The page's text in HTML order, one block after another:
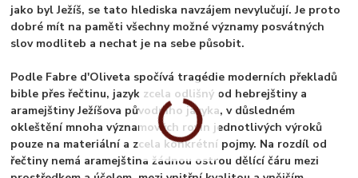
jako byl Ježíš, se tato hlediska navzájem nevylučují. Je proto
dobré mít na paměti všechny možné významy posvátných
slov modliteb a nechat je na sebe působit.
Podle Fabre d'Oliveta spočívá tragédie moderních překladů
bible přes řečtinu, jazyk zcela odlišný od hebrejštiny a
aramejštiny Ježíšova původního jazyka, v důsledném
okleštění mnoha významových rovin jednotlivých výroků
pouze na materiální a zcela konkrétní pojmy. Na rozdíl od
řečtiny nemá aramejština žádnou ostrou dělící čáru mezi